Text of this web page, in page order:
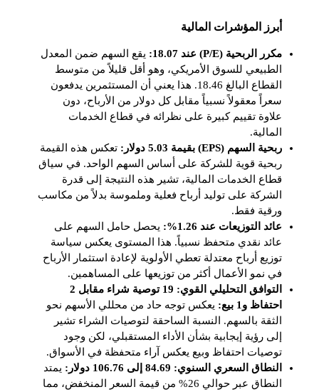
أبرز المؤشرات المالية
مكرر الربحية (P/E) عند 18.07:
يقع السهم ضمن المعدل
الطبيعي للسوق الأمريكي، وهو أقل قليلاً من متوسط
القطاع البالغ 18.46. هذا يعني أن المستثمرين يدفعون
سعراً معقولاً نسبياً مقابل كل دولار من الأرباح، دون
علاوة تقييم كبيرة على نظرائه في قطاع الخدمات
المالية.
ربحية السهم (EPS) بقيمة 5.03 دولار:
تعكس هذه القيمة
ربحية قوية للشركة على أساس السهم الواحد. في سياق
قطاع الخدمات المالية، تشير هذه النتيجة إلى قدرة
الشركة على توليد أرباح فعلية وملموسة بدلاً من مكاسب
ورقية فقط.
عائد التوزيعات عند 1.26%:
يحصل حامل السهم على
عائد نقدي متحفظ نسبياً. هذا المستوى يعكس سياسة
توزيع أرباح معتدلة تعطي الأولوية لإعادة استثمار الأرباح
في نمو الأعمال أكثر من توزيعها على المساهمين.
التوافق التحليلي القوي: 19 توصية شراء مقابل 2
احتفاظ و1 بيع:
يعكس توجه حاد من محللي الأسهم نحو
الثقة بالسهم. النسبة الساحقة لتوصيات الشراء تشير
إلى رؤية إيجابية بشأن الأداء المستقبلي، لكن وجود
توصيات احتفاظ وبيع يعكس آراء متحفظة في الأسواق.
النطاق السعري السنوي: 84.69 إلى 106.76 دولار:
يمتد
النطاق عبر حوالي 26% من قيمة السعر المنخفض، مما